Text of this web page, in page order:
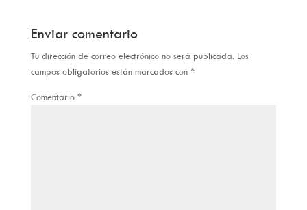
Enviar comentario
Tu dirección de correo electrónico no será publicada. Los
campos obligatorios están marcados con *
Comentario *